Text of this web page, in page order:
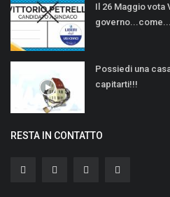
Il 26 Maggio vota
governo...come...
Possiedi una
capitarti!!!
RESTA IN CONTATTO